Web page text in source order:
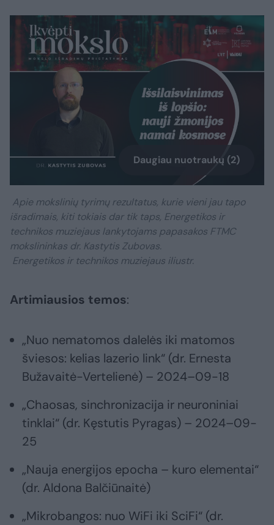
Daugiau nuotraukų (2)
Apie mokslinių tyrimų rezultatus, kurie vieni jau tapo
išradimais, kiti tokiais dar tik taps, Energetikos ir
technikos muziejaus lankytojams papasakos FTMC
mokslininkas dr. Kastytis Zubovas.
Energetikos ir technikos muziejaus iliustr.
Artimiausios temos:
„Nuo nematomos dalelės iki matomos
šviesos: kelias lazerio link“ (dr. Ernesta
Bužavaitė-Vertelienė) – 2024–09-18
„Chaosas, sinchronizacija ir neuroniniai
tinklai“ (dr. Kęstutis Pyragas) – 2024–09-
25
„Nauja energijos epocha – kuro elementai“
(dr. Aldona Balčiūnaitė)
„Mikrobangos: nuo WiFi iki SciFi“ (dr.